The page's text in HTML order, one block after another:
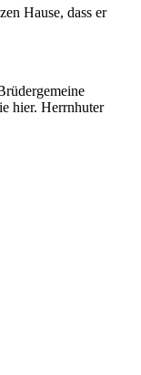
Hause, dass er
hier. Herrnhuter